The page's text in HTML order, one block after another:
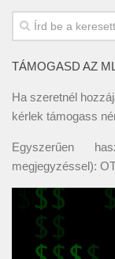
TÁMOGASD AZ
Ha szeretnél
kérlek támogass
Egyszerűen
megjegyzéssel):